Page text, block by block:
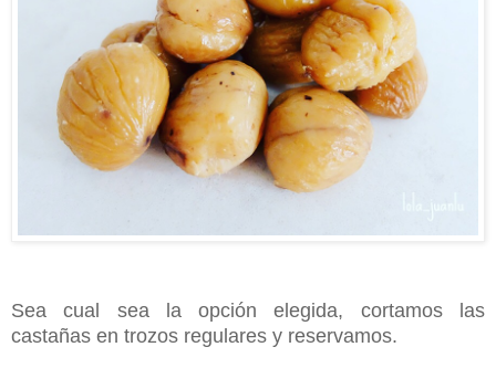
Sea cual sea la opción elegida, cortamos las
castañas en trozos regulares y reservamos.